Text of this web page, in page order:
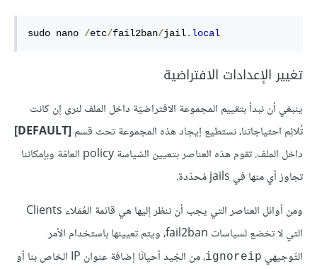
sudo nano /etc/fail2ban/jail. local
تغيير الإعدادات الافتراضية
ينبغي أن نبدأ بتقييم المجموعة الافتراضيّة داخل الملف لنرى إن كانت
تُلائِم احتياجاتنا، نستطيع إيجاد هذه المجموعة تحت قسم[DEFAULT]
داخل الملف. تقوم هذه العناصر بتعيين السّياسة policy العامّة وبإمكاننا
تجاوز أي منها في jails مُحدّدة.
ومن أوائل العناصر التي يجب أن ننظر إليها هي قائمة العُمَلاء Clients
التي لا تخضع لسياسات fail2ban، ويتم تعيينها باستخدام الأمر
التّوجيهي ignoreip
، من الجّيد أحيانًا إضافة عنوان IP الخاص بنا أو